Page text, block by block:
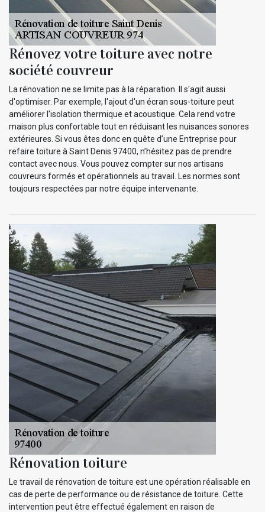
Rénovez votre toiture avec notre
société couvreur
La rénovation ne se limite pas à la réparation. Il s'agit aussi
d'optimiser. Par exemple, l'ajout d'un écran sous-toiture peut
améliorer l'isolation thermique et acoustique. Cela rend votre
maison plus confortable tout en réduisant les nuisances sonores
extérieures. Si vous êtes donc en quête d’une Entreprise pour
refaire toiture à Saint Denis 97400, n’hésitez pas de prendre
contact avec nous. Vous pouvez compter sur nos artisans
couvreurs formés et opérationnels au travail. Les normes sont
toujours respectées par notre équipe intervenante.
Rénovation toiture
Le travail de rénovation de toiture est une opération réalisable en
cas de perte de performance ou de résistance de toiture. Cette
intervention peut être effectué également en raison de